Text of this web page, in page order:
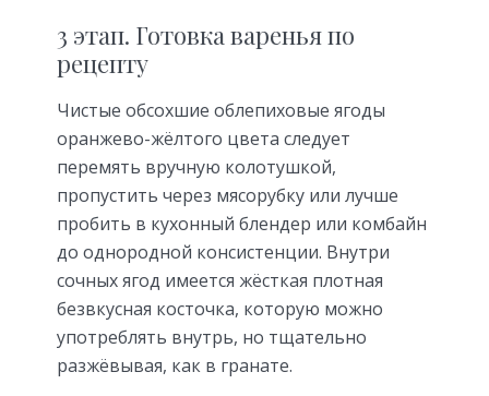
3 этап. Готовка варенья по
рецепту
Чистые обсохшие облепиховые ягоды
оранжево-жёлтого цвета следует
перемять вручную колотушкой,
пропустить через мясорубку или лучше
пробить в кухонный блендер или комбайн
до однородной консистенции. Внутри
сочных ягод имеется жёсткая плотная
безвкусная косточка, которую можно
употреблять внутрь, но тщательно
разжёвывая, как в гранате.